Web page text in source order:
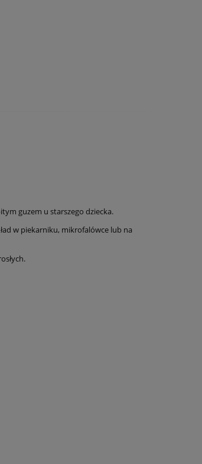
guzem u starszego dziecka.
w piekarniku, mikrofalówce lub na